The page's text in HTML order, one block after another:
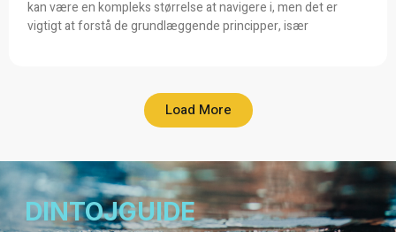
kan være en kompleks størrelse at navigere i, men det er
vigtigt at forstå de grundlæggende principper, især
Load More
DINTOJGUIDE